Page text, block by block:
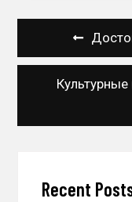
Навигация
по
записям
Recent